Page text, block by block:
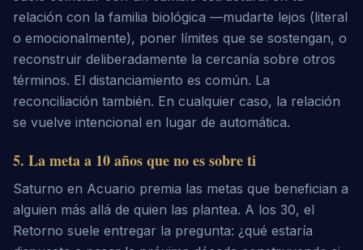
relación con la familia biológica —mudarte lejos (literal
o emocionalmente), poner límites que se sostengan, o
reconstruir deliberadamente la cercanía sobre otros
términos. El distanciamiento es común. La
reconciliación también. En cualquier caso, la relación
se vuelve intencional en lugar de automática.
5. La meta a 10 años que no es sobre ti
Saturno en Acuario premia las metas que benefician a
alguien más allá de quien las plantea. A los 30, el
Retorno suele entregar la pregunta: ¿qué estaría